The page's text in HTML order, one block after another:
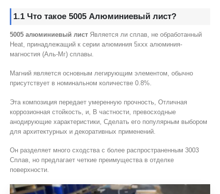
1.1 Что такое 5005 Алюминиевый лист?
5005 алюминиевый лист Является ли сплав, не обработанный
Heat, принадлежащий к серии алюминия 5xxx алюминия-
магностия (Аль-Мг) сплавы.
Магний является основным легирующим элементом, обычно
присутствует в номинальном количестве 0.8%.
Эта композиция передает умеренную прочность, Отличная
коррозионная стойкость, и, В частности, превосходные
анодирующие характеристики, Сделать его популярным выбором
для архитектурных и декоративных применений.
Он разделяет много сходства с более распространенным 3003
Сплав, но предлагает четкие преимущества в отделке
поверхности.